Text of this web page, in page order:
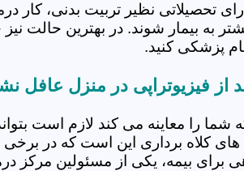
تحصیلاتی نظیر تربیت بدنی،
به بیمار شوند. در بهترین حالت
پزشکی کنید.
از فیزیوتراپی در منزل عافل
شما را معاینه می کند لازم است
کلاه برداری این است که در برخی
برای بیمه، یکی از مسئولین مرکز